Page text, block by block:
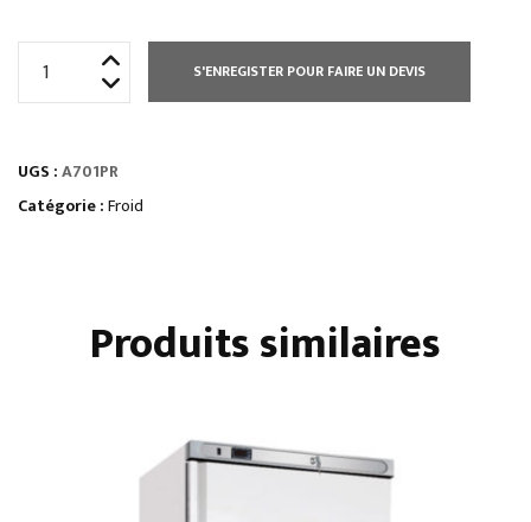
POISSONS
700
S'ENREGISTER POUR FAIRE UN DEVIS
UGS :A701PR
Catégorie :Froid
Produits similaires